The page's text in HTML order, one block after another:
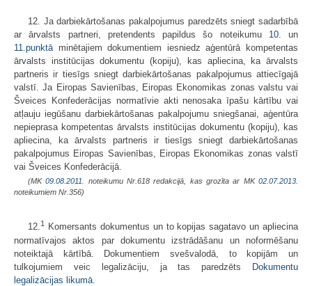
12. Ja darbiekārtošanas pakalpojumus paredzēts sniegt sadarbībā
ar ārvalsts partneri, pretendents papildus šo noteikumu 10. un
11.punktāminētajiem dokumentiem iesniedz aģentūrā kompetentas
ārvalsts institūcijas dokumentu (kopiju), kas apliecina, ka ārvalsts
partneris ir tiesīgs sniegt darbiekārtošanas pakalpojumus attiecīgajā
valstī. Ja Eiropas Savienības, Eiropas Ekonomikas zonas valstu vai
Šveices Konfederācijas normatīvie akti nenosaka īpašu kārtību vai
atļauju iegūšanu darbiekārtošanas pakalpojumu sniegšanai, aģentūra
nepieprasa kompetentas ārvalsts institūcijas dokumentu (kopiju), kas
apliecina, ka ārvalsts partneris ir tiesīgs sniegt darbiekārtošanas
pakalpojumus Eiropas Savienības, Eiropas Ekonomikas zonas valstī
vai Šveices Konfederācijā.
(MK09.08.2011. noteikumu Nr.618 redakcijā, kas grozīta ar MK02.07.2013.
noteikumiem Nr.356)
12.1
Komersants dokumentus un to kopijas sagatavo un apliecina
normatīvajos aktos par dokumentu izstrādāšanu un noformēšanu
noteiktajā kārtībā. Dokumentiem svešvalodā, to kopijām un
tulkojumiem veic legalizāciju, ja tas paredzēts Dokumentu
legalizācijas likumā